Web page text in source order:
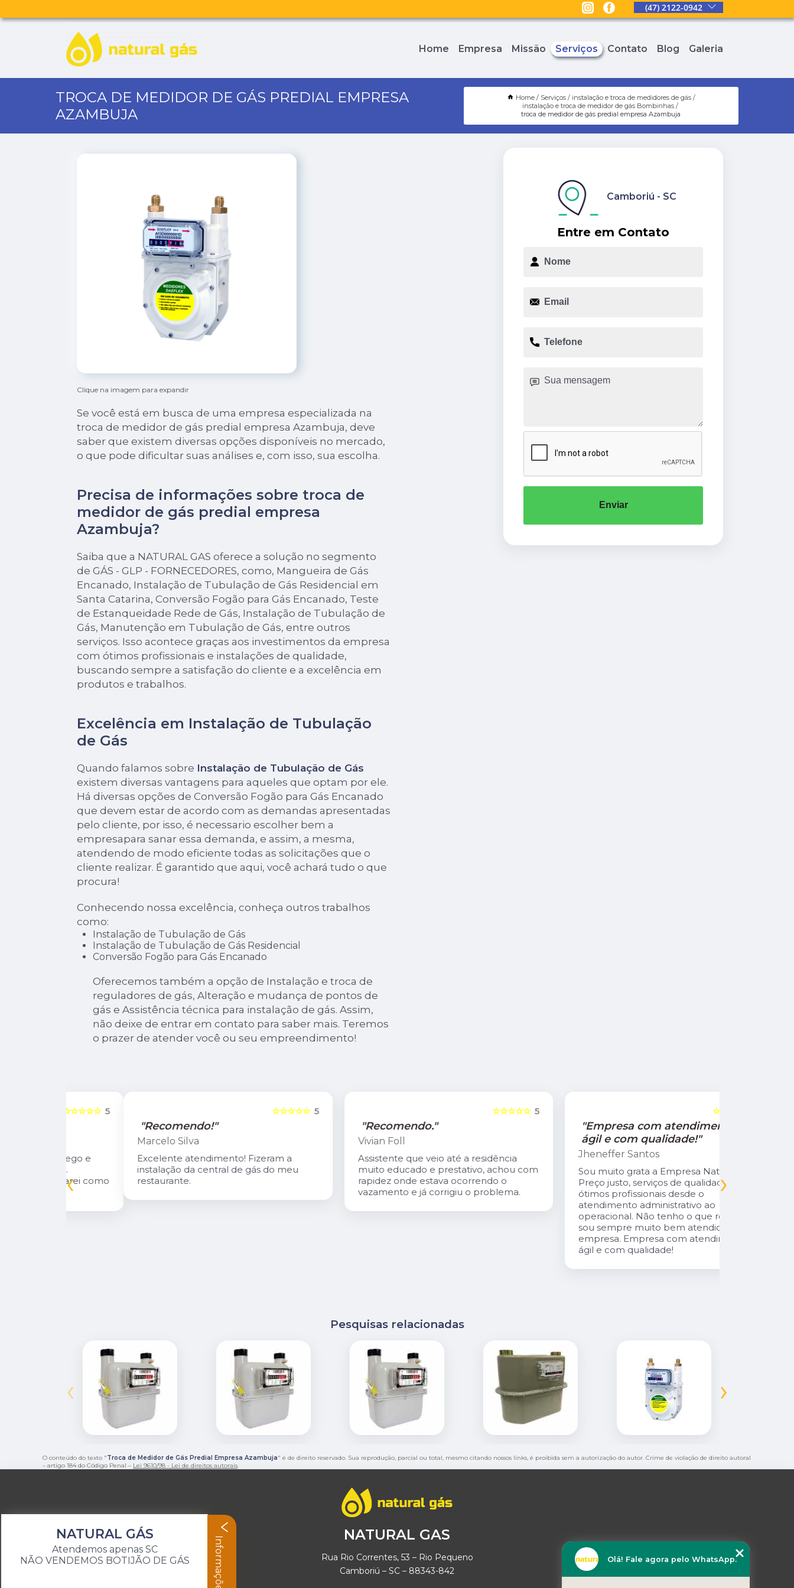
(47) 2122-0942
Home Empresa Missão Serviços Contato Blog Galeria
TROCA DE MEDIDOR DE GÁS PREDIAL EMPRESA
AZAMBUJA
Home Serviços
instalação e troca de medidores de gás
instalação e troca de medidor de gás Bombinhas
troca de medidor de gás predial empresa Azambuja
Clique na imagem para expandir
Se você está em busca de uma empresa especializada na
troca de medidor de gás predial empresa Azambuja, deve
saber que existem diversas opções disponíveis no mercado,
o que pode dificultar suas análises e, com isso, sua escolha.
Precisa de informações sobre troca de
medidor de gás predial empresa
Azambuja?
Saiba que a NATURAL GAS oferece a solução no segmento
de GÁS - GLP - FORNECEDORES, como, Mangueira de Gás
Encanado, Instalação de Tubulação de Gás Residencial em
Santa Catarina, Conversão Fogão para Gás Encanado, Teste
de Estanqueidade Rede de Gás, Instalação de Tubulação de
Gás, Manutenção em Tubulação de Gás, entre outros
serviços. Isso acontece graças aos investimentos da empresa
com ótimos profissionais e instalações de qualidade,
buscando sempre a satisfação do cliente e a excelência em
produtos e trabalhos.
Excelência em Instalação de Tubulação
de Gás
Quando falamos sobre Instalação de Tubulação de Gás
existem diversas vantagens para aqueles que optam por ele.
Há diversas opções de Conversão Fogão para Gás Encanado
que devem estar de acordo com as demandas apresentadas
pelo cliente, por isso, é necessario escolher bem a
empresapara sanar essa demanda, e assim, a mesma,
atendendo de modo eficiente todas as solicitações que o
cliente realizar. É garantido que aqui, você achará tudo o que
procura!
Conhecendo nossa excelência, conheça outros trabalhos
como:
Instalação de Tubulação de Gás
Instalação de Tubulação de Gás Residencial
Conversão Fogão para Gás Encanado
Oferecemos também a opção de Instalação e troca de
reguladores de gás, Alteração e mudança de pontos de
gás e Assistência técnica para instalação de gás. Assim,
não deixe de entrar em contato para saber mais. Teremos
o prazer de atender você ou seu empreendimento!
Entre em Contato
Camboriú - SC
Enviar
"Recomendo!"
Marcelo Silva
Excelente atendimento! Fizeram a
instalação da central de gás do meu
restaurante.
"Recomendo."
Assistente que veio até a residência
muito educado e prestativo, achou com
rapidez onde estava ocorrendo o
vazamento e já corrigiu o problema.
"Empresa com atendimento
ágil e com qualidade!"
Jheneffer Santos
Sou muito grata a Empresa Natural Gás.
Preço justo, serviços de qualidade,
ótimos profissionais desde o
atendimento administrativo ao
operacional. Não tenho o que reclamar,
sou sempre muito bem atendida pela
empresa. Empresa com atendimento
ágil e com qualidade!
‹ ›
Pesquisas relacionadas
‹ ›
O conteúdo do texto "Troca de Medidor de Gás Predial Empresa Azambuja" é de direito reservado. Sua reprodução, parcial ou total, mesmo citando nossos links, é proibida sem a autorização do autor. Crime de violação de direito autoral
– artigo 184 do Código Penal – Lei 9610/98 - Lei de direitos autorais.
NATURAL GAS
Rua Rio Correntes, 53 – Rio Pequeno
Camboriú – SC – 88343-842
Olá! Fale agora pelo WhatsApp.
NATURAL GÁS
Atendemos apenas SC
NÃO VENDEMOS BOTIJÃO DE GÁS
Informações